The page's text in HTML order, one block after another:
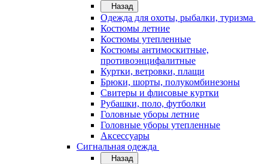
Назад
Одежда для охоты, рыбалки, туризма
Костюмы летние
Костюмы утепленные
Костюмы антимоскитные,
противоэнцифалитные
Куртки, ветровки, плащи
Брюки, шорты, полукомбинезоны
Свитеры и флисовые куртки
Рубашки, поло, футболки
Головные уборы летние
Головные уборы утепленные
Аксессуары
Сигнальная одежда
Назад